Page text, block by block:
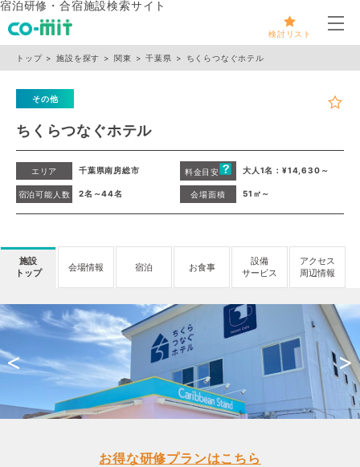
宿泊研修・合宿施設検索サイト
検討リスト
メ
トップ 施設を探す 関東 千葉県 ちくらつなぐホテル
その他
ちくらつなぐホテル
エリア 千葉県南房総市 料金目安 大人1名：¥14,630～
宿泊可能人数 2名～44名 会場面積 51㎡～
施設
トップ
会場情報 宿泊 お食事
設備
サービス
アクセス
周辺情報
>
<
お得な研修プランはこちら